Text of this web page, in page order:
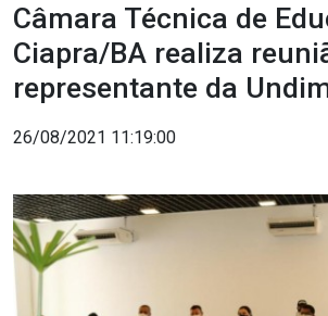
Câmara Técnica de
Ciapra/BA realiza
representante da
26/08/2021 11:19:00